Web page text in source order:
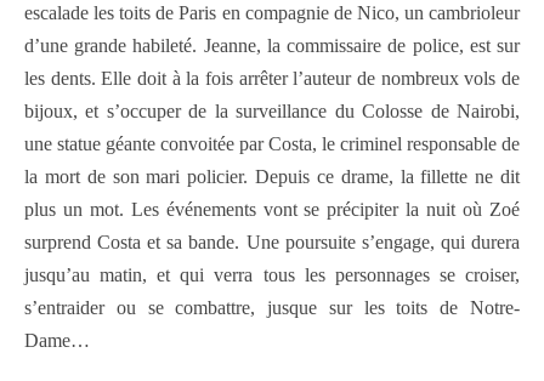
escalade les toits de Paris en compagnie de Nico, un cambrioleur
d’une grande habileté. Jeanne, la commissaire de police, est sur
les dents. Elle doit à la fois arrêter l’auteur de nombreux vols de
bijoux, et s’occuper de la surveillance du Colosse de Nairobi,
une statue géante convoitée par Costa, le criminel responsable de
la mort de son mari policier. Depuis ce drame, la fillette ne dit
plus un mot. Les événements vont se précipiter la nuit où Zoé
surprend Costa et sa bande. Une poursuite s’engage, qui durera
jusqu’au matin, et qui verra tous les personnages se croiser,
s’entraider ou se combattre, jusque sur les toits de Notre-
Dame…